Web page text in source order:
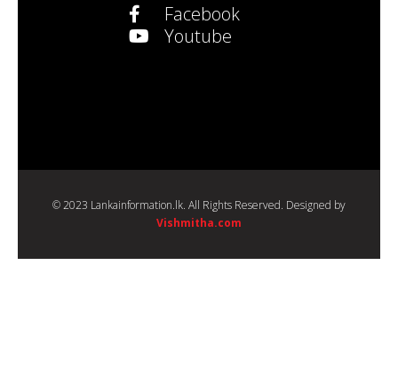
Facebook
Youtube
© 2023 Lankainformation.lk. All Rights Reserved. Designed by
Vishmitha.com